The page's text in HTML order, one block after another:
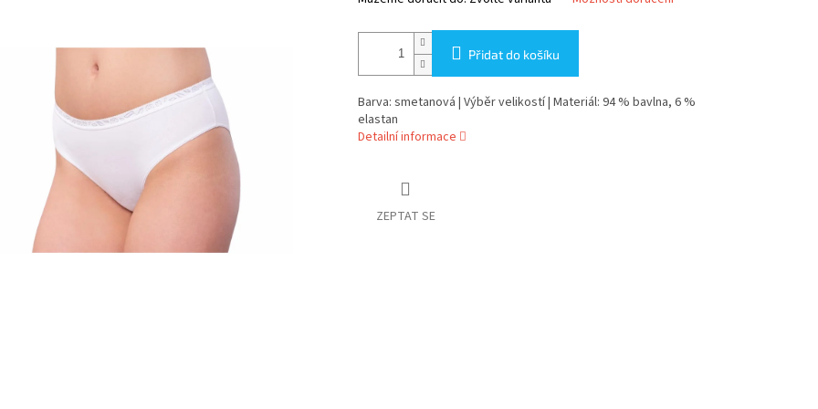
Přidat do košíku
Barva: smetanová | Výběr velikostí | Materiál: 94 % bavlna, 6 %
elastan
Detailní informace
ZEPTAT SE